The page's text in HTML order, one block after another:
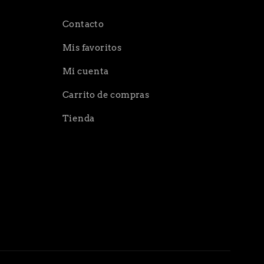
Contacto
Mis favoritos
Mi cuenta
Carrito de compras
Tienda